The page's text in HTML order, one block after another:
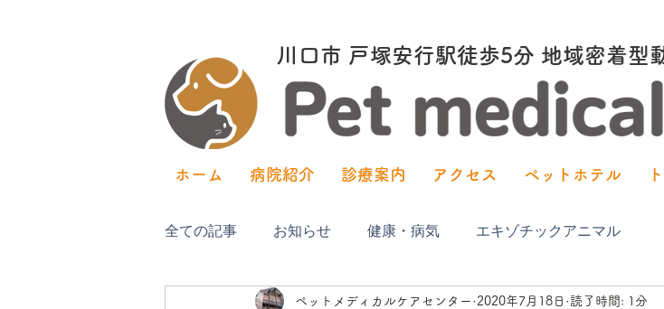
川口市​ 戸塚安行駅徒歩5分 地域密着型
ホーム 病院紹介 診療案内 アクセス ペットホテル
全ての記事 お知らせ 健康・病気 エキゾチックアニマル
ペットメディカルケアセンター 2020年7月18日 読了時間: 1分